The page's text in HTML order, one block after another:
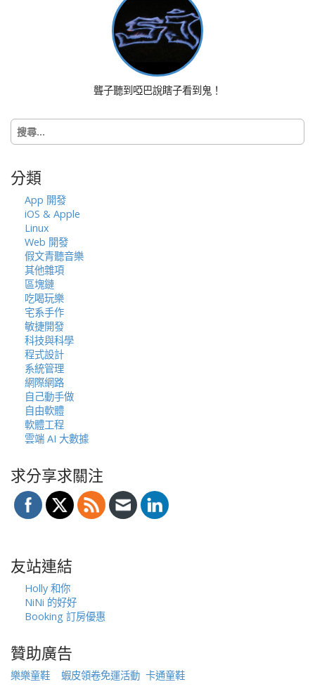
聾子聽到啞巴說瞎子看到鬼！
搜
尋
字:
分類
App 開發
iOS & Apple
Linux
Web 開發
假文青聽音樂
其他雜項
區塊鏈
吃喝玩樂
宅系手作
敏捷開發
科技與科學
程式設計
系統管理
網際網路
自己動手做
自由軟體
軟體工程
雲端 AI 大數據
求分享求關注
友站連結
Holly 和你
NiNi 的好好
Booking 訂房優惠
贊助廣告
樂樂童鞋 蝦皮領卷免運活動 卡通童鞋